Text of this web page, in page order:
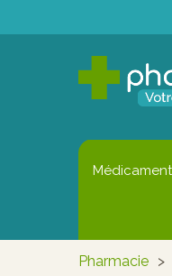
Pharmacie >